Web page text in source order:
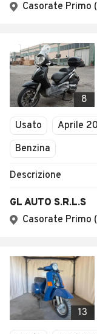
Casorate Primo
8
Usato Aprile
Benzina
Descrizione
GL AUTO S.R.L.S
Casorate Primo
13